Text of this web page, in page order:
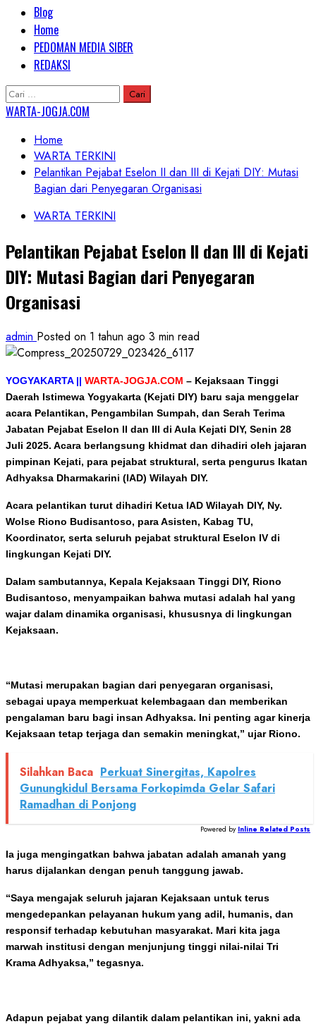
Primary
Menu
Blog
Home
PEDOMAN MEDIA SIBER
REDAKSI
Cari
untuk:
WARTA-JOGJA.COM
Home
WARTA TERKINI
Pelantikan Pejabat Eselon II dan III di Kejati DIY: Mutasi
Bagian dari Penyegaran Organisasi
WARTA TERKINI
Pelantikan Pejabat Eselon II dan III di Kejati
DIY: Mutasi Bagian dari Penyegaran
Organisasi
admin Posted on 1 tahun ago 3 min read
YOGYAKARTA || WARTA-JOGJA.COM – Kejaksaan Tinggi
Daerah Istimewa Yogyakarta (Kejati DIY) baru saja menggelar
acara Pelantikan, Pengambilan Sumpah, dan Serah Terima
Jabatan Pejabat Eselon II dan III di Aula Kejati DIY, Senin 28
Juli 2025. Acara berlangsung khidmat dan dihadiri oleh jajaran
pimpinan Kejati, para pejabat struktural, serta pengurus Ikatan
Adhyaksa Dharmakarini (IAD) Wilayah DIY.
Acara pelantikan turut dihadiri Ketua IAD Wilayah DIY, Ny.
Wolse Riono Budisantoso, para Asisten, Kabag TU,
Koordinator, serta seluruh pejabat struktural Eselon IV di
lingkungan Kejati DIY.
Dalam sambutannya, Kepala Kejaksaan Tinggi DIY, Riono
Budisantoso, menyampaikan bahwa mutasi adalah hal yang
wajar dalam dinamika organisasi, khususnya di lingkungan
Kejaksaan.
“Mutasi merupakan bagian dari penyegaran organisasi,
sebagai upaya memperkuat kelembagaan dan memberikan
pengalaman baru bagi insan Adhyaksa. Ini penting agar kinerja
Kejaksaan tetap terjaga dan semakin meningkat,” ujar Riono.
Silahkan Baca Perkuat Sinergitas, Kapolres
Gunungkidul Bersama Forkopimda Gelar Safari
Ramadhan di Ponjong
Powered by Inline Related Posts
Ia juga mengingatkan bahwa jabatan adalah amanah yang
harus dijalankan dengan penuh tanggung jawab.
“Saya mengajak seluruh jajaran Kejaksaan untuk terus
mengedepankan pelayanan hukum yang adil, humanis, dan
responsif terhadap kebutuhan masyarakat. Mari kita jaga
marwah institusi dengan menjunjung tinggi nilai-nilai Tri
Krama Adhyaksa,” tegasnya.
Adapun pejabat yang dilantik dalam pelantikan ini, yakni ada